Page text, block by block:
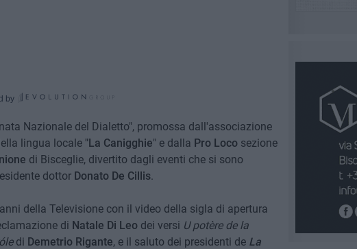
by
Nazionale del Dialetto", promossa dall'associazione
lingua locale "La Canigghie" e dalla Pro Locosezione
di Bisceglie, divertito dagli eventi che si sono
dottor Donato De Cillis.
della Televisione con il video della sigla di apertura
di Natale Di Leodei versi U potère de la
di Demetrio Rigante, e il saluto dei presidenti de La